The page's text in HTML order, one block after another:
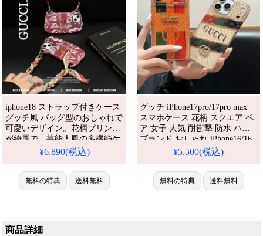
iphone18 ストラップ付きケース
グッチ風 バッグ型のおしゃれで
可愛いデザイン。花柄プリント
が綺麗で、芸能人風の多機能ケ
ースです。アイフォン16/16
pro/16pro max/16 plus/17/17pro
¥6,890(税込)
無料の特典 送料無料
グッチ iPhone17pro/17pro max
スマホケース 花柄 スクエア ペ
ア 女子 人気 耐衝撃 防水 ハイ
ブランド おしゃれ iPhone16/16
プロケース スマホケース
iPhoneケース おすすめ iPhone
17 プロ / プラス ケース
¥5,500(税込)
無料の特典 送料無料
商品詳細